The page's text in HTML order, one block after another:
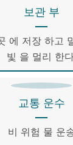
보관 부
에 저장 하고
빛 을 멀리 한
교통 운수
비 위험 물 운